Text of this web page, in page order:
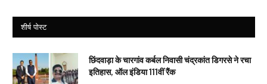
शीर्ष पोस्ट
छिंदवाड़ा के चारगांव कर्बल निवासी चंद्रकांत डिगरसे ने रचा
इतिहास, ऑल इंडिया 111वीं रैंक